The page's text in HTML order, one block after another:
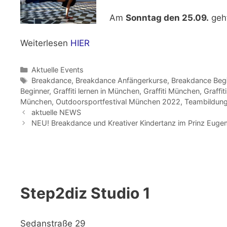
Am Sonntag den 25.09.
Weiterlesen HIER
Kategorien
Aktuelle Events
Schlagwörter
Breakdance, Breakdance Anfängerkurse, Breakdance
Beginner, Graffiti lernen in München, Graffiti München,
München, Outdoorsportfestival München 2022,
aktuelle NEWS
NEU! Breakdance und Kreativer Kindertanz im Prinz
Step2diz Studio 1
Sedanstraße 29